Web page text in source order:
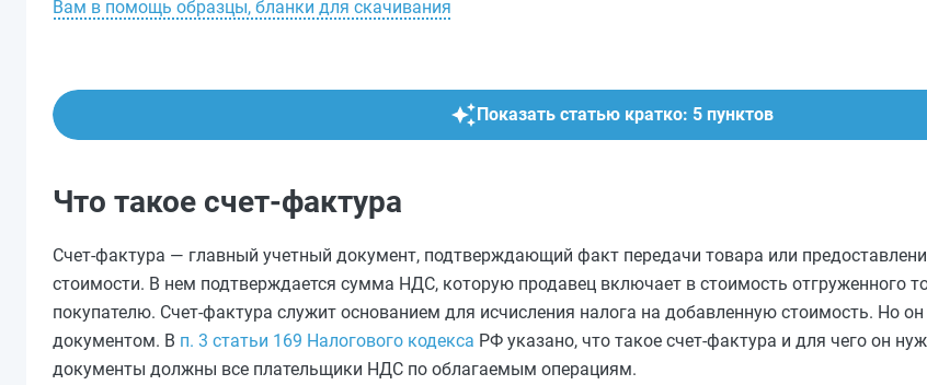
Вам в помощь образцы, бланки для скачивания
Показать статью кратко: 5 пунктов
Что такое счет-фактура
Счет-фактура — главный учетный документ, подтверждающий факт передачи товара или
стоимости. В нем подтверждается сумма НДС, которую продавец включает в стоимость отгруженного
покупателю. Счет-фактура служит основанием для исчисления налога на добавленную стоимость. Но
документом. В п. 3 статьи 169 Налогового кодекса РФ указано, что такое счет-фактура и для чего он
документы должны все плательщики НДС по облагаемым операциям.